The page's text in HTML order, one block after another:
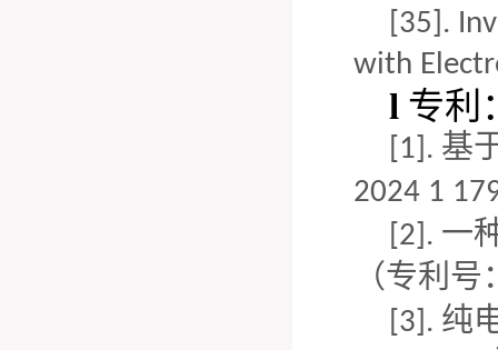
[35].
with
l 专利
[1]. 基
2024 1
[2]. 一
（专利号
[3]. 纯